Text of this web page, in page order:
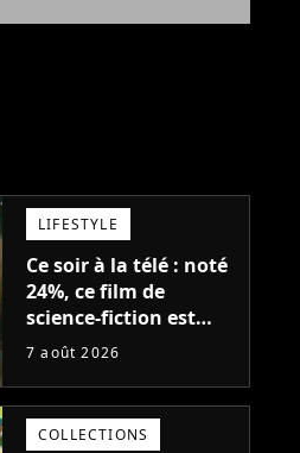
LIFESTYLE
Ce soir à la télé : noté
24%, ce film de
science-fiction est
complètement raté,
encore pire à cause de
son acteur
7 août 2026
COLLECTIONS